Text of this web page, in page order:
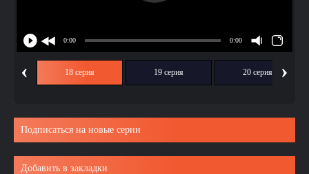
‹ 18 серия 19 серия 20 серия ›
Подписаться на новые серии
Добавить в закладки